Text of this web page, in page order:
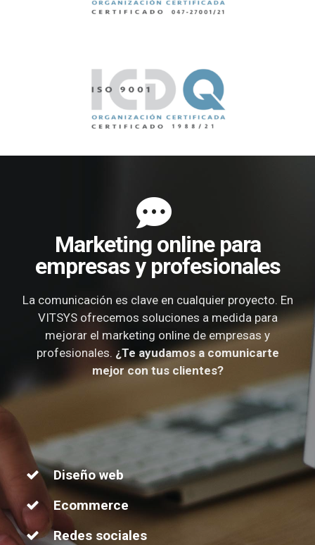
Marketing online para
empresas y profesionales
La comunicación es clave en cualquier proyecto. En
VITSYS ofrecemos soluciones a medida para
mejorar el marketing online de empresas y
profesionales. ¿Te ayudamos a comunicarte
mejor con tus clientes?
Diseño web
Ecommerce
Redes sociales